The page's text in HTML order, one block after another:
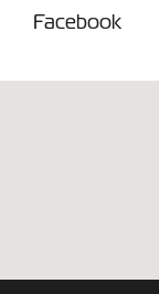
Facebook